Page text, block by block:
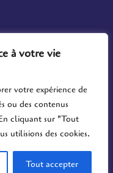
à votre vie
votre expérience de
ou des contenus
cliquant sur "Tout
utilisions des cookies.
Tout accepter
F
a
c
I
s